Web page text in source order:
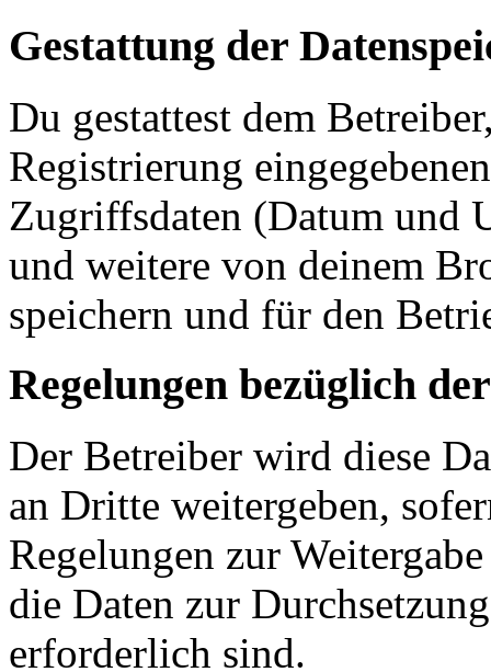
Gestattung der
Du gestattest dem
Registrierung
Zugriffsdaten (Datum und
und weitere von deinem
speichern und für den
Regelungen bezüglich
Der Betreiber wird diese
an Dritte weitergeben,
Regelungen zur
die Daten zur
erforderlich sind.